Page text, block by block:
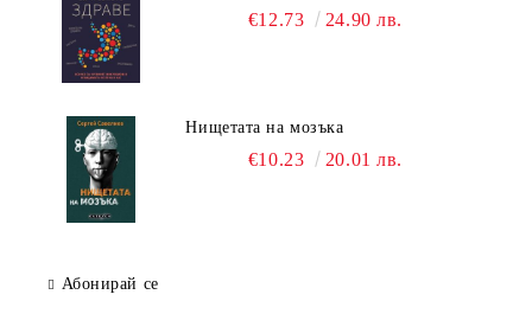
€12.73 24.90 лв.
Нищетата на мозъка
€10.23 20.01 лв.
Абонирай се